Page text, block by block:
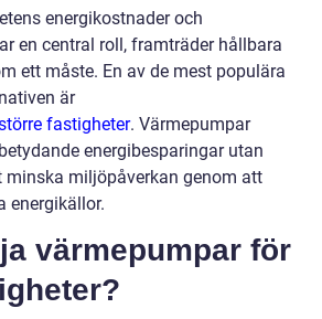
energikostnader och
en central roll, framträder hållbara
ett måste. En av de mest populära
är
fastigheter. Värmepumpar
energibesparingar utan
minska miljöpåverkan genom att
energikällor.
värmepumpar för